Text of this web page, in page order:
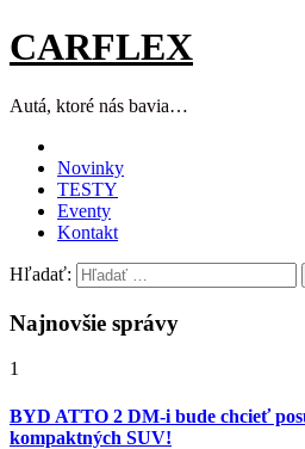
CARFLEX
Autá, ktoré nás bavia…
Novinky
TESTY
Eventy
Kontakt
Hľadať:
Najnovšie správy
1
BYD ATTO 2 DM-i bude chcieť
kompaktných SUV!